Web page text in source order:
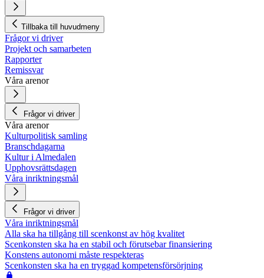
Tillbaka till huvudmeny
Frågor vi driver
Projekt och samarbeten
Rapporter
Remissvar
Våra arenor
Frågor vi driver
Våra arenor
Kulturpolitisk samling
Branschdagarna
Kultur i Almedalen
Upphovsrättsdagen
Våra inriktningsmål
Frågor vi driver
Våra inriktningsmål
Alla ska ha tillgång till scenkonst av hög kvalitet
Scenkonsten ska ha en stabil och förutsebar finansiering
Konstens autonomi måste respekteras
Scenkonsten ska ha en tryggad kompetensförsörjning